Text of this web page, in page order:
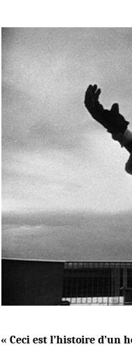
« Ceci est l’histoire d’un